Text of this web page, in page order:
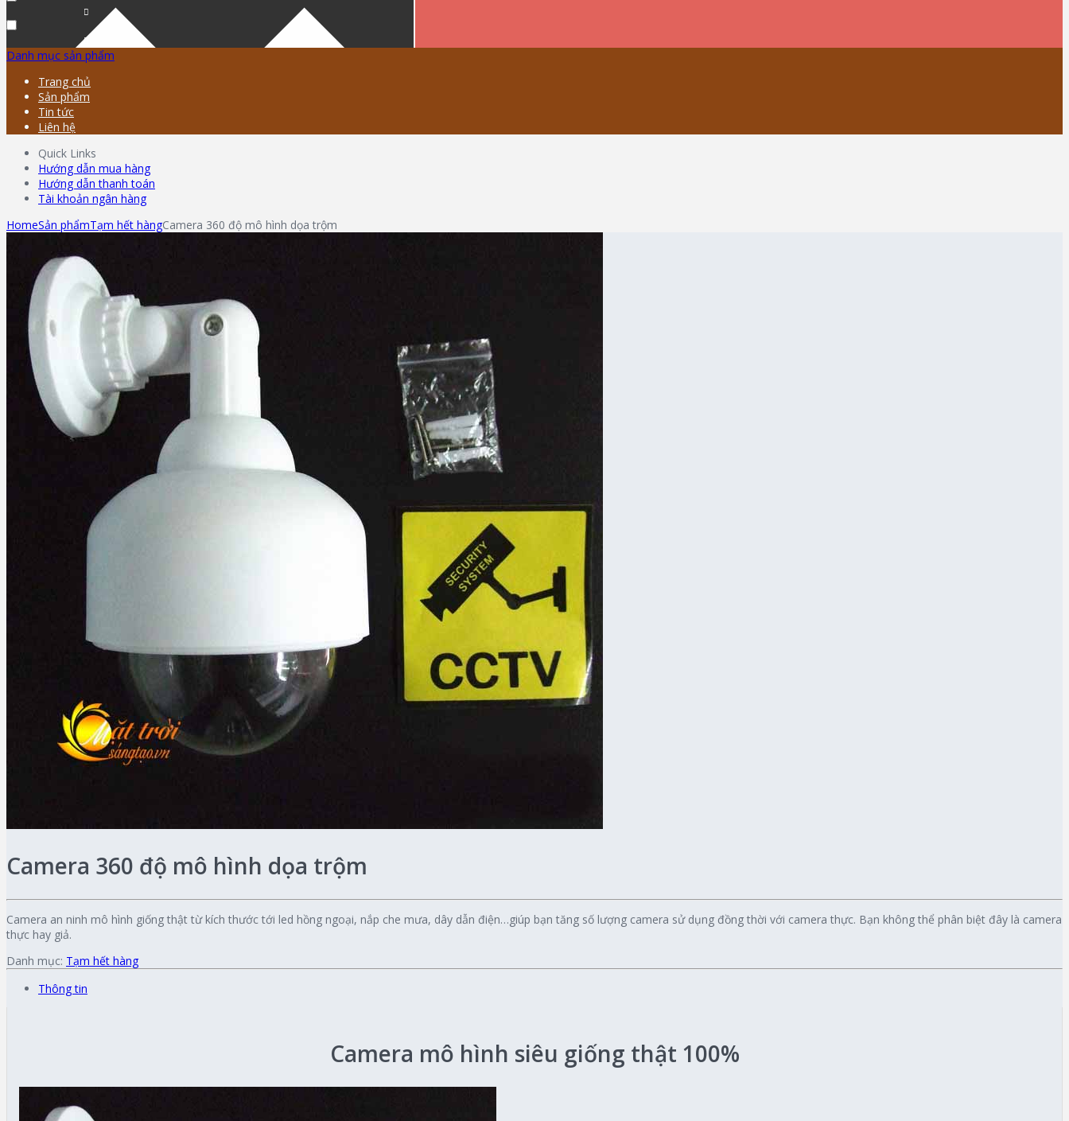
Danh mục sản phẩm
Trang chủ
Sản phẩm
Tin tức
Liên hệ
Quick Links
Hướng dẫn mua hàng
Hướng dẫn thanh toán
Tài khoản ngân hàng
HomeSản phẩmTạm hết hàngCamera 360 độ mô hình dọa trộm
Camera 360 độ mô hình dọa trộm
Camera an ninh mô hình giống thật từ kích thước tới led hồng ngoại, nắp che mưa, dây dẫn điện…giúp bạn tăng số lượng camera sử dụng đồng thời với camera thực. Bạn không thể phân biệt đây là camera
thực hay giả.
Danh mục: Tạm hết hàng
Thông tin
Camera mô hình siêu giống thật 100%